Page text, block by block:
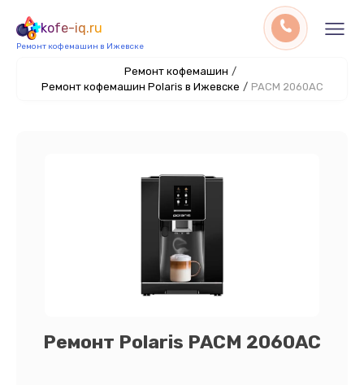
kofe-iq.ru
Ремонт кофемашин в Ижевске
Ремонт кофемашин /
Ремонт кофемашин Polaris в Ижевске / PACM 2060AC
Ремонт Polaris PACM 2060AC